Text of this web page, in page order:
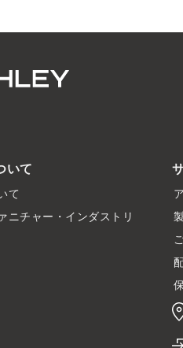
いて
て
ニチャー・インダストリ